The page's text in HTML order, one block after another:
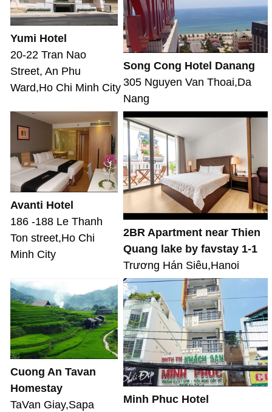
Yumi Hotel
20-22 Tran Nao
Street, An Phu
Ward,Ho Chi Minh City
Song Cong Hotel Danang
305 Nguyen Van Thoai,Da
Nang
Avanti Hotel
186 -188 Le Thanh
Ton street,Ho Chi
Minh City
2BR Apartment near Thien
Quang lake by favstay 1-1
Trương Hán Siêu,Hanoi
Cuong An Tavan
Homestay
TaVan Giay,Sapa
Minh Phuc Hotel